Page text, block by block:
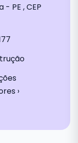
PE , CEP
›